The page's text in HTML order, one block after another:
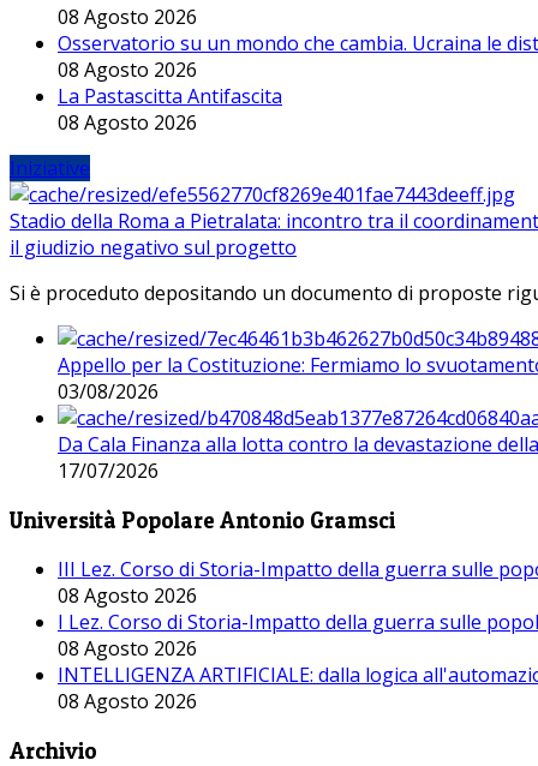
08 Agosto 2026
Osservatorio su un mondo che cambia. Ucraina le
08 Agosto 2026
La Pastascitta Antifascita
08 Agosto 2026
Iniziative
Stadio della Roma a Pietralata: incontro tra il
il giudizio negativo sul progetto
Si è proceduto depositando un documento di proposte
Appello per la Costituzione: Fermiamo lo
03/08/2026
Da Cala Finanza alla lotta contro la devastazione
17/07/2026
Università Popolare Antonio Gramsci
III Lez. Corso di Storia-Impatto della guerra sulle
08 Agosto 2026
I Lez. Corso di Storia-Impatto della guerra sulle
08 Agosto 2026
INTELLIGENZA ARTIFICIALE: dalla logica
08 Agosto 2026
Archivio